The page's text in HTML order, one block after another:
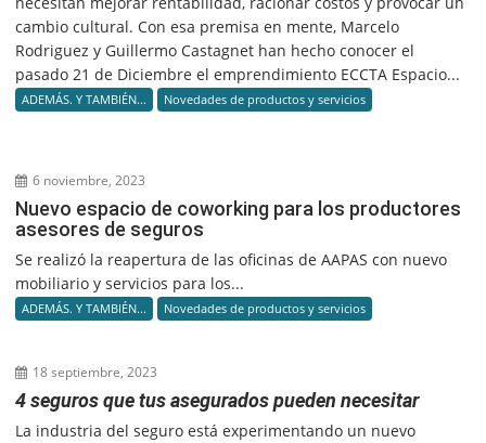
cambio cultural. Con esa premisa en mente, Marcelo
Rodriguez y Guillermo Castagnet han hecho conocer el
pasado 21 de Diciembre el emprendimiento ECCTA Espacio...
ADEMÁS. Y TAMBIÉN... Novedades de productos y servicios
6 noviembre, 2023
Nuevo espacio de coworking para los productores
asesores de seguros
Se realizó la reapertura de las oficinas de AAPAS con nuevo
mobiliario y servicios para los...
ADEMÁS. Y TAMBIÉN... Novedades de productos y servicios
18 septiembre, 2023
4 seguros que tus asegurados pueden necesitar
La industria del seguro está experimentando un nuevo